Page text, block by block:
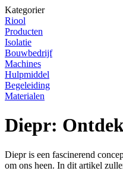
Kategorier
Riool
Producten
Isolatie
Bouwbedrijf
Machines
Hulpmiddel
Begeleiding
Materialen
Diepr:
Diepr is een fascinerend
om ons heen. In dit artikel